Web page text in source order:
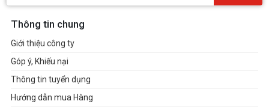
Thông tin chung
Giới thiệu công ty
Góp ý, Khiếu nại
Thông tin tuyển dụng
Hướng dẫn mua Hàng